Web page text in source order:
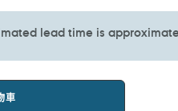
lead time is
車